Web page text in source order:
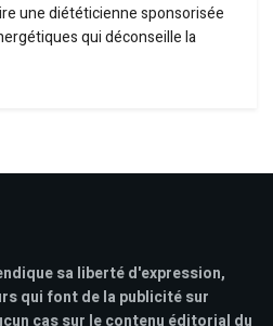
une diététicienne sponsorisée
qui déconseille la
sa liberté d'expression,
qui font de la publicité sur
cas sur le contenu éditorial du